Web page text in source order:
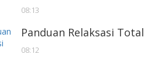
08:13
Panduan Relaksasi Total
08:12